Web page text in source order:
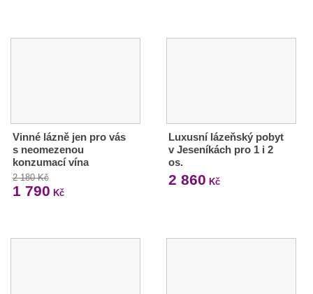
Vinné lázně jen pro vás
s neomezenou
konzumací vína
2 180 Kč
1 790 Kč
Luxusní lázeňský pobyt
v Jeseníkách pro 1 i 2
os.
2 860 Kč